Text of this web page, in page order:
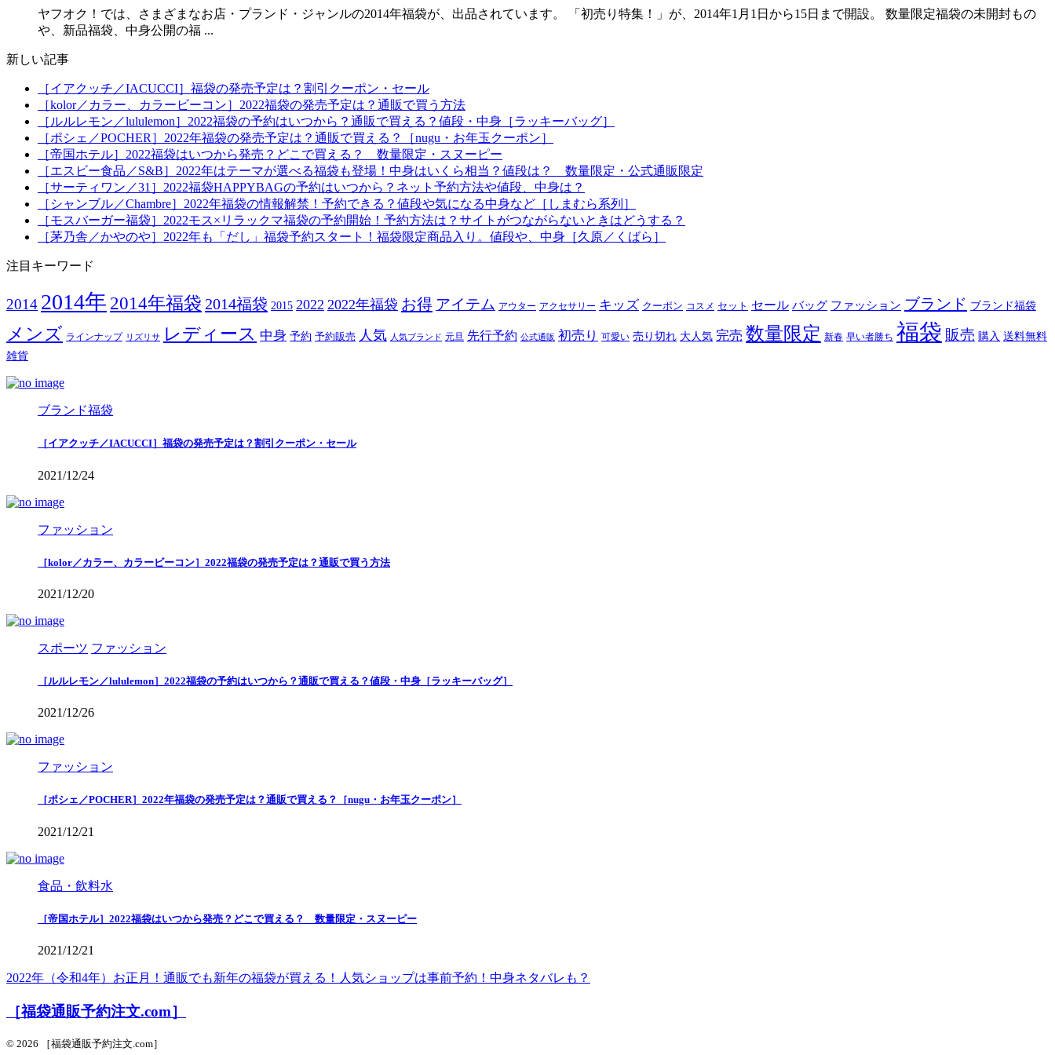
ヤフオク！では、さまざまなお店・プランド・ジャンルの2014年福袋が、出品されています。 「初売り特集！」が、2014年1月1日から15日まで開設。 数量限定福袋の未開封もの
や、新品福袋、中身公開の福 ...
新しい記事
［イアクッチ／IACUCCI］福袋の発売予定は？割引クーポン・セール
［kolor／カラー、カラービーコン］2022福袋の発売予定は？通販で買う方法
［ルルレモン／lululemon］2022福袋の予約はいつから？通販で買える？値段・中身［ラッキーバッグ］
［ポシェ／POCHER］2022年福袋の発売予定は？通販で買える？［nugu・お年玉クーポン］
［帝国ホテル］2022福袋はいつから発売？どこで買える？ 数量限定・スヌーピー
［エスビー食品／S&B］2022年はテーマが選べる福袋も登場！中身はいくら相当？値段は？ 数量限定・公式通販限定
［サーティワン／31］2022福袋HAPPYBAGの予約はいつから？ネット予約方法や値段、中身は？
［シャンブル／Chambre］2022年福袋の情報解禁！予約できる？値段や気になる中身など［しまむら系列］
［モスバーガー福袋］2022モス×リラックマ福袋の予約開始！予約方法は？サイトがつながらないときはどうする？
［茅乃舎／かやのや］2022年も「だし」福袋予約スタート！福袋限定商品入り。値段や、中身［久原／くばら］
注目キーワード
2014 2014年 2014年福袋 2014福袋 2015 2022 2022年福袋 お得 アイテム アウター アクセサリー キッズ クーポン コスメ セット セール バッグ ファッション ブランド ブランド福袋
メンズ ラインナップ リズリサ レディース 中身 予約 予約販売 人気 人気ブランド 元旦 先行予約 公式通販 初売り 可愛い 売り切れ 大人気 完売 数量限定 新春 早い者勝ち 福袋 販売 購入 送料無料
雑貨
ブランド福袋
［イアクッチ／IACUCCI］福袋の発売予定は？割引クーポン・セール
2021/12/24
ファッション
［kolor／カラー、カラービーコン］2022福袋の発売予定は？通販で買う方法
2021/12/20
スポーツ ファッション
［ルルレモン／lululemon］2022福袋の予約はいつから？通販で買える？値段・中身［ラッキーバッグ］
2021/12/26
ファッション
［ポシェ／POCHER］2022年福袋の発売予定は？通販で買える？［nugu・お年玉クーポン］
2021/12/21
食品・飲料水
［帝国ホテル］2022福袋はいつから発売？どこで買える？ 数量限定・スヌーピー
2021/12/21
2022年（令和4年）お正月！通販でも新年の福袋が買える！人気ショップは事前予約！中身ネタバレも？
［福袋通販予約注文.com］
© 2026 ［福袋通販予約注文.com］